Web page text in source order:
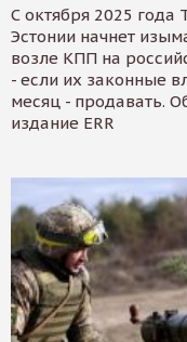
С октября 2025 года
Эстонии начнет
возле КПП на
- если их законные
месяц - продавать.
издание ERR